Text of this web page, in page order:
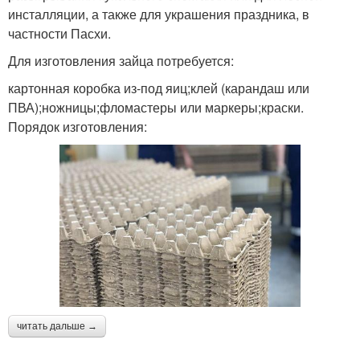
инсталляции, а также для украшения праздника, в
частности Пасхи.
Для изготовления зайца потребуется:
картонная коробка из-под яиц;клей (карандаш или
ПВА);ножницы;фломастеры или маркеры;краски.
Порядок изготовления:
читать дальше →